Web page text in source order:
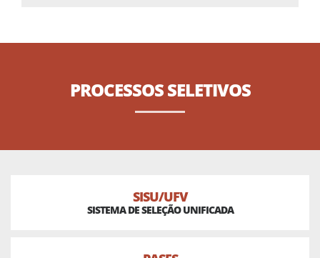
PROCESSOSSELETIVOS
SISU/UFV
SISTEMA DE SELEÇÃO UNIFICADA